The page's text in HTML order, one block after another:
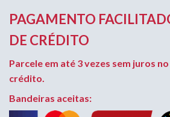
PAGAMENTO
DE CRÉDITO
Parcele em até 3 vezes sem juros
crédito.
Bandeiras aceitas: